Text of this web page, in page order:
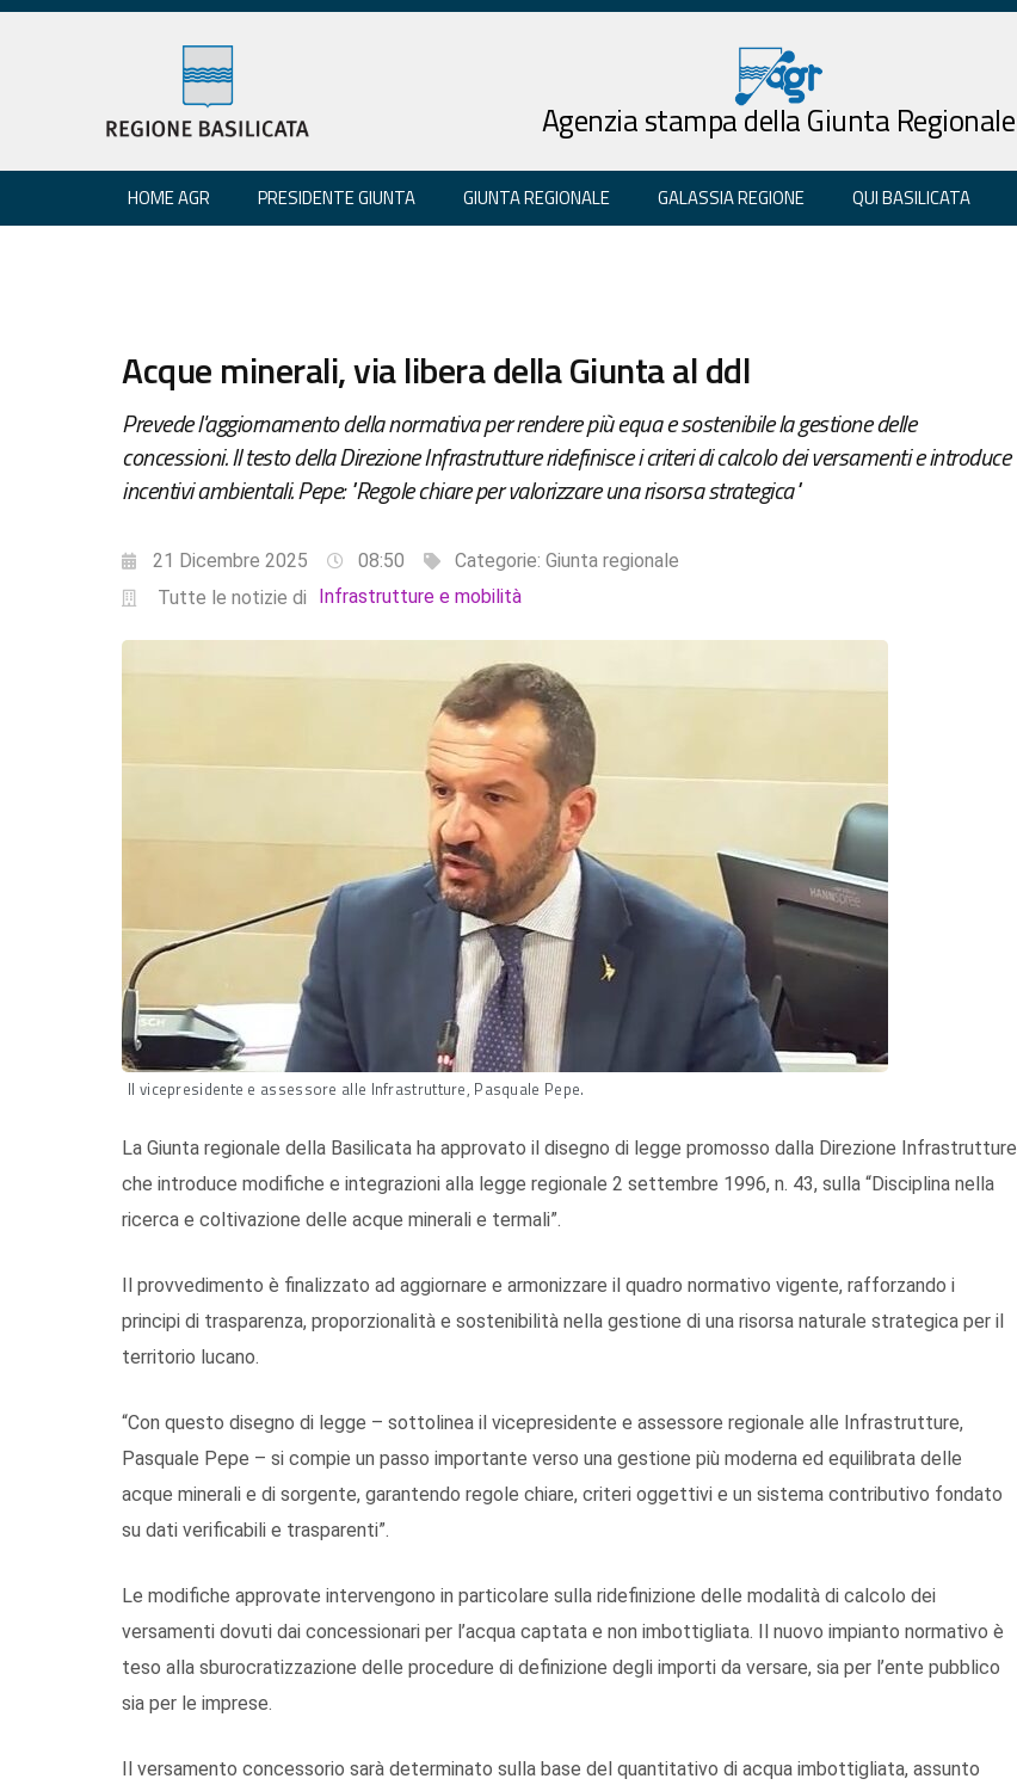
Agenzia stampa della Giunta Regionale
HOME AGR PRESIDENTE GIUNTA GIUNTA REGIONALE GALASSIA REGIONE QUI BASILICATA
Acque minerali, via libera della Giunta al ddl
Prevede l'aggiornamento della normativa per rendere più equa e sostenibile la gestione delle
concessioni. Il testo della Direzione Infrastrutture ridefinisce i criteri di calcolo dei versamenti e introduce
incentivi ambientali. Pepe: "Regole chiare per valorizzare una risorsa strategica"
21 Dicembre 2025 08:50 Categorie: Giunta regionale
Tutte le notizie di
Infrastrutture e mobilità
Il vicepresidente e assessore alle Infrastrutture, Pasquale Pepe.
La Giunta regionale della Basilicata ha approvato il disegno di legge promosso dalla Direzione Infrastrutture
che introduce modifiche e integrazioni alla legge regionale 2 settembre 1996, n. 43, sulla “Disciplina nella
ricerca e coltivazione delle acque minerali e termali”.
Il provvedimento è finalizzato ad aggiornare e armonizzare il quadro normativo vigente, rafforzando i
principi di trasparenza, proporzionalità e sostenibilità nella gestione di una risorsa naturale strategica per il
territorio lucano.
“Con questo disegno di legge – sottolinea il vicepresidente e assessore regionale alle Infrastrutture,
Pasquale Pepe – si compie un passo importante verso una gestione più moderna ed equilibrata delle
acque minerali e di sorgente, garantendo regole chiare, criteri oggettivi e un sistema contributivo fondato
su dati verificabili e trasparenti”.
Le modifiche approvate intervengono in particolare sulla ridefinizione delle modalità di calcolo dei
versamenti dovuti dai concessionari per l’acqua captata e non imbottigliata. Il nuovo impianto normativo è
teso alla sburocratizzazione delle procedure di definizione degli importi da versare, sia per l’ente pubblico
sia per le imprese.
Il versamento concessorio sarà determinato sulla base del quantitativo di acqua imbottigliata, assunto